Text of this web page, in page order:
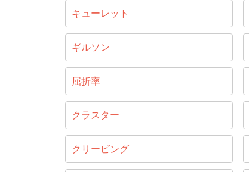
キューレット
ギルソン
屈折率
クラスター
クリービング